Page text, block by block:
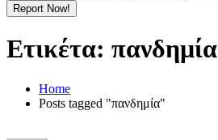
Report Now!
Ετικέτα: πανδημία
Home
Posts tagged "πανδημία"